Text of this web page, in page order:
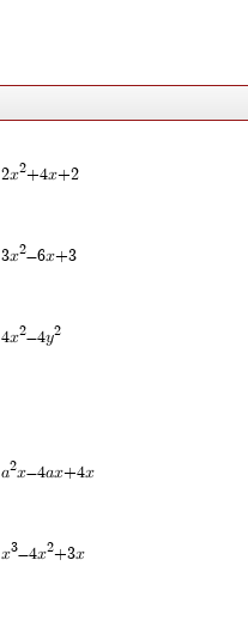
2x2+4x+2
3x2-6x+3
4x2-4y2
a2x-4ax+4x
x3-4x2+3x